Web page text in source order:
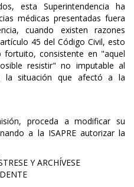
esta Superintendencia ha
médicas presentadas fuera
cuando existen razones
45 del Código Civil, esto
consistente en "aquel
resistir" no imputable al
la situación que afectó a la
proceda a modificar su
a la ISAPRE autorizar la
Y ARCHÍVESE